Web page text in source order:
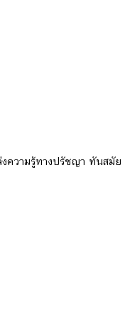
วามรู้ทางปรัชญา ทันสมัย